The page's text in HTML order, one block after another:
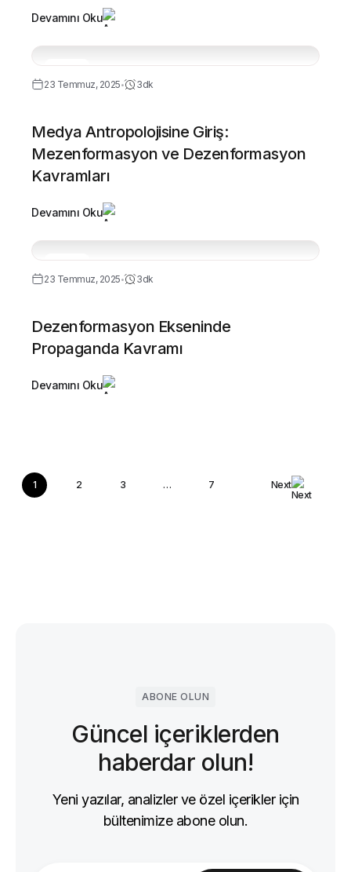
Devamını Oku
Temel
23 Temmuz, 2025 • 3dk
Medya Antropolojisine Giriş:
Mezenformasyon ve Dezenformasyon
Kavramları
Devamını Oku
Temel
23 Temmuz, 2025 • 3dk
Dezenformasyon Ekseninde
Propaganda Kavramı
Devamını Oku
1 2 3 … 7 Next
ABONE OLUN
Güncel içeriklerden
haberdar olun!
Yeni yazılar, analizler ve özel içerikler için
bültenimize abone olun.